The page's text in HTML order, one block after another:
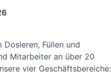
Füllen und
Mitarbeiter an über 20
vier Geschäftsbereiche: